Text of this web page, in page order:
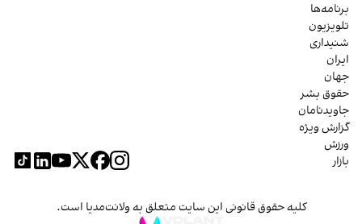
برنامه‌ها
تلویزیون
شنیداری
ایران
جهان
حقوق بشر
جاویدنامان
گزارش ویژه
ورزش
بازار
کلیه حقوق قانونی این سایت متعلق به ولانت‌مدیا است.